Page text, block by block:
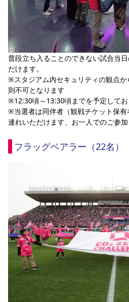
普段立ち入ることのできない試合当
だけます。
※スタジアム内セキュリティの観点
則不可となります
※12:30頃～13:30頃までを予定して
※当選者は同伴者（観戦チケット保
連れいただけます、お一人でのご参
フラッグベアラー（22名）